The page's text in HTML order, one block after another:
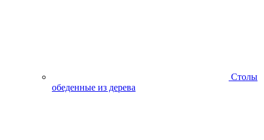
Столы
обеденные из дерева